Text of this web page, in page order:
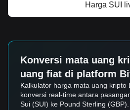
Harga SUI
Konversi mata uang
uang fiat di platform
Kalkulator harga mata uang kripto
konversi real-time antara
Sui (SUI) ke Pound Sterling